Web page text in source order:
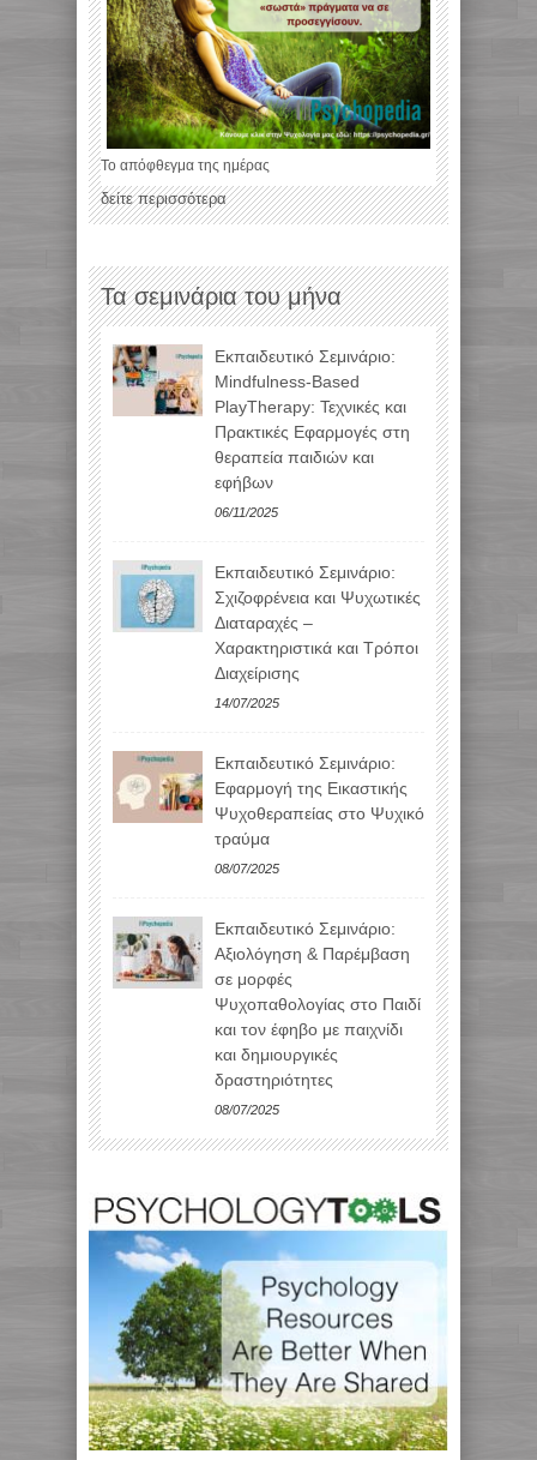
Το απόφθεγμα της ημέρας
δείτε περισσότερα
Τα σεμινάρια του μήνα
Εκπαιδευτικό Σεμινάριο:
Mindfulness-Based
PlayTherapy: Τεχνικές και
Πρακτικές Εφαρμογές στη
θεραπεία παιδιών και
εφήβων
06/11/2025
Εκπαιδευτικό Σεμινάριο:
Σχιζοφρένεια και Ψυχωτικές
Διαταραχές –
Χαρακτηριστικά και Τρόποι
Διαχείρισης
14/07/2025
Εκπαιδευτικό Σεμινάριο:
Εφαρμογή της Εικαστικής
Ψυχοθεραπείας στο Ψυχικό
τραύμα
08/07/2025
Εκπαιδευτικό Σεμινάριο:
Αξιολόγηση & Παρέμβαση
σε μορφές
Ψυχοπαθολογίας στο Παιδί
και τον έφηβο με παιχνίδι
και δημιουργικές
δραστηριότητες
08/07/2025